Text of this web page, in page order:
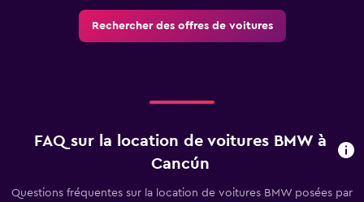
Rechercher des offres de voitures
FAQ sur la location de voitures BMW à
Cancún
Questions fréquentes sur la location de voitures BMW posées par